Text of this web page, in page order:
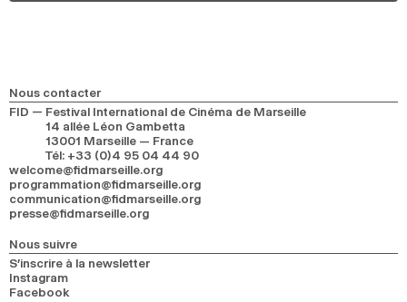
Nous contacter
FID — Festival International de Cinéma de Marseille
14 allée Léon Gambetta
13001 Marseille — France
Tél: +33 (0)4 95 04 44 90
welcome@fidmarseille.org
programmation@fidmarseille.org
communication@fidmarseille.org
presse@fidmarseille.org
Nous suivre
S’inscrire à la newsletter
Instagram
Facebook